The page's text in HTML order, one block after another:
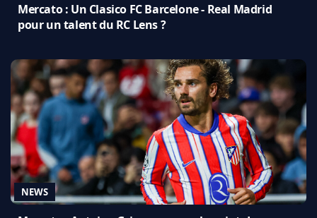
Mercato : Un Clasico FC Barcelone - Real Madrid
pour un talent du RC Lens ?
NEWS